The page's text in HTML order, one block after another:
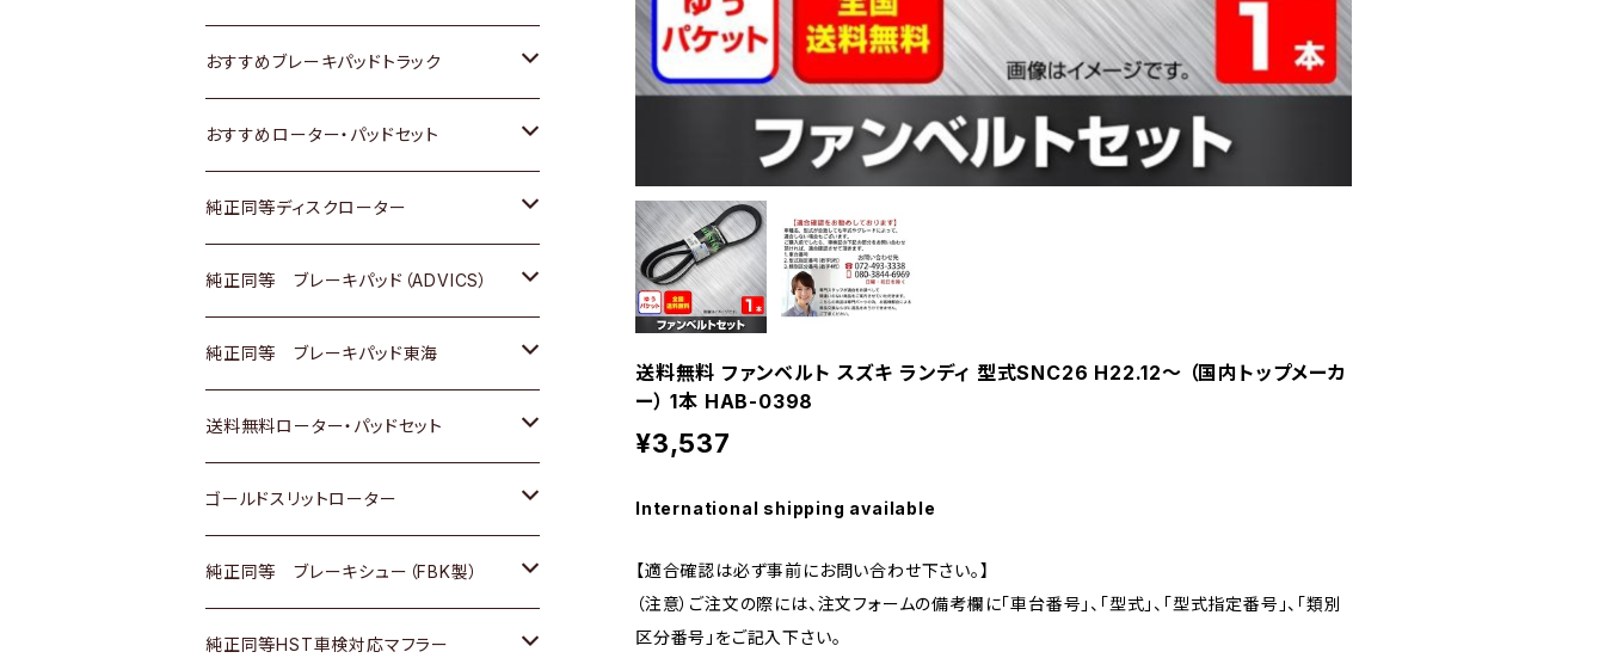
送料無料 ファンベルト スズキ ランディ 型式SNC26 H22.12～ （国内トップメーカ
ー） 1本 HAB-0398
¥3,537
International shipping available
【適合確認は必ず事前にお問い合わせ下さい。】
（注意）ご注文の際には、注文フォームの備考欄に「車台番号」、「型式」、「型式指定番号」、「類別
区分番号」をご記入下さい。
いすゞ
ダイハツ
マツダ
三菱
スバル
日野
三菱ふそう
ＢＭＷ
日産
いすゞ
ダイハツ
マツダ
三菱
日野
三菱ふそう
日産
いすゞ
ダイハツ
三菱
日野
三菱ふそう
その他
ホンダ
スズキ
日産
ダイハツ
マツダ
三菱
スバル
トヨタ
ホンダ
スズキ
日産
いすゞ
ダイハツ
マツダ
三菱
スバル
おすすめブレーキパッドトラック
トヨタ
日産
いすゞ
ダイハツ
マツダ
三菱
おすすめローター・パッドセット
トヨタ
ホンダ
スズキ
日産
ダイハツ
マツダ
三菱
純正同等ディスクローター
トヨタ
ホンダ
スズキ
日産
いすゞ
ダイハツ
純正同等 ブレーキパッド（ADVICS）
トヨタ
ホンダ
スズキ
日産
ダイハツ
純正同等 ブレーキパッド東海
トヨタ
ホンダ
日産
いすゞ
送料無料ローター・パッドセット
トヨタ
ホンダ
スズキ
ゴールドスリットローター
トヨタ
ホンダ
純正同等 ブレーキシュー（FBK製）
ホンダ
純正同等HST車検対応マフラー